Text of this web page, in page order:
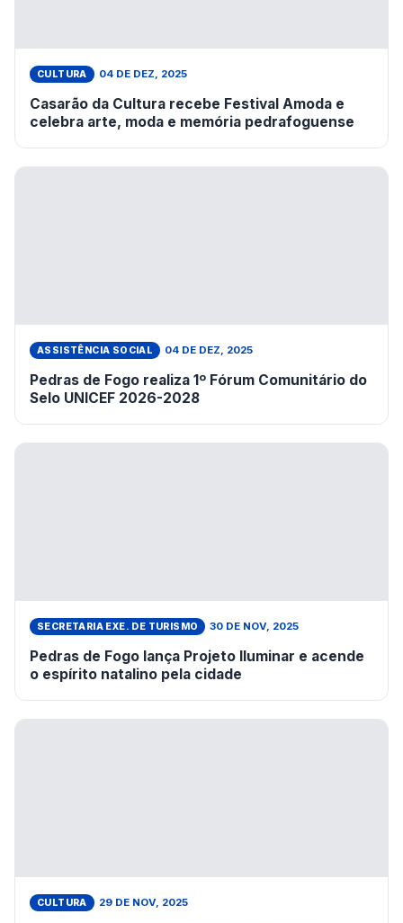
CULTURA 04 DE DEZ, 2025
Casarão da Cultura recebe Festival Amoda e
celebra arte, moda e memória pedrafoguense
ASSISTÊNCIA SOCIAL 04 DE DEZ, 2025
Pedras de Fogo realiza 1º Fórum Comunitário do
Selo UNICEF 2026-2028
SECRETARIA EXE. DE TURISMO 30 DE NOV, 2025
Pedras de Fogo lança Projeto Iluminar e acende
o espírito natalino pela cidade
CULTURA 29 DE NOV, 2025